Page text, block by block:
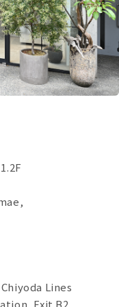
Lines
Exit B2